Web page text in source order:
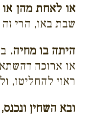
או לאחת מהן או
שבת באו, הרי
היתה בו מחיה.
או ארוכה
ראוי להחליטו,
ובא השחין